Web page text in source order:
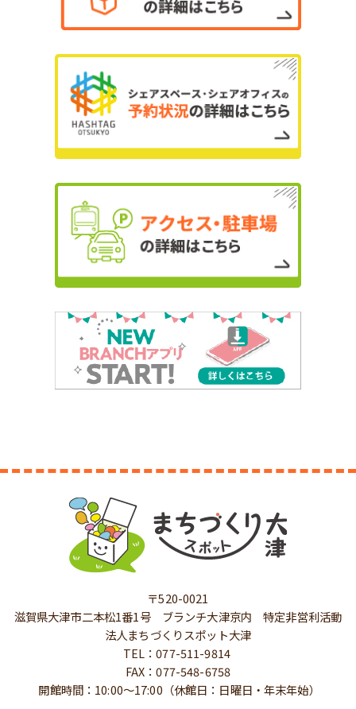
〒520-0021
滋賀県大津市二本松1番1号 ブランチ大津京内 特定非営利活動
法人まちづくりスポット大津
TEL：077-511-9814
FAX：077-548-6758
開館時間：10:00～17:00（休館日：日曜日・年末年始）